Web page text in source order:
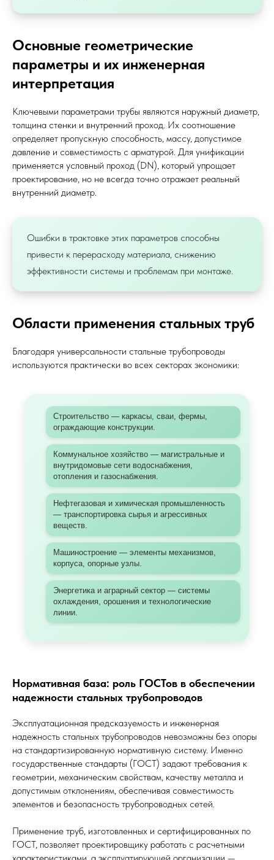
Основные геометрические
параметры и их инженерная
интерпретация
Ключевыми параметрами трубы являются наружный диаметр,
толщина стенки и внутренний проход. Их соотношение
определяет пропускную способность, массу, допустимое
давление и совместимость с арматурой. Для унификации
применяется условный проход (DN), который упрощает
проектирование, но не всегда точно отражает реальный
внутренний диаметр.
Ошибки в трактовке этих параметров способны
привести к перерасходу материала, снижению
эффективности системы и проблемам при монтаже.
Области применения стальных труб
Благодаря универсальности стальные трубопроводы
используются практически во всех секторах экономики:
Строительство — каркасы, сваи, фермы,
ограждающие конструкции.
Коммунальное хозяйство — магистральные и
внутридомовые сети водоснабжения,
отопления и газоснабжения.
Нефтегазовая и химическая промышленность
— транспортировка сырья и агрессивных
веществ.
Машиностроение — элементы механизмов,
корпуса, опорные узлы.
Энергетика и аграрный сектор — системы
охлаждения, орошения и технологические
линии.
Нормативная база: роль ГОСТов в обеспечении
надежности стальных трубопроводов
Эксплуатационная предсказуемость и инженерная
надежность стальных трубопроводов невозможны без опоры
на стандартизированную нормативную систему. Именно
государственные стандарты (ГОСТ) задают требования к
геометрии, механическим свойствам, качеству металла и
допустимым отклонениям, обеспечивая совместимость
элементов и безопасность трубопроводных сетей.
Применение труб, изготовленных и сертифицированных по
ГОСТ, позволяет проектировщику работать с расчетными